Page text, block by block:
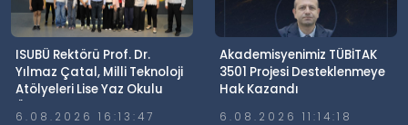
ISUBÜ Rektörü Prof. Dr.
Yılmaz Çatal, Milli Teknoloji
Atölyeleri Lise Yaz Okulu
Öğrencileriyle Buluştu
6.08.2026 16:13:47
Akademisyenimiz TÜBİTAK
3501 Projesi Desteklenmeye
Hak Kazandı
6.08.2026 11:14:18